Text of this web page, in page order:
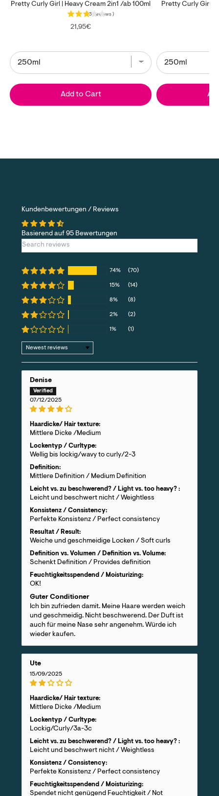
Pretty Curly Girl | Heavy Cream 2in1 /ab 100ml
3 Reviews )
Price
21,95€
Add to Cart
Pretty Curly Girl |
Kundenbewertungen / Reviews
Basierend auf 95 Bewertungen
74% (70)
15% (14)
8% (8)
2% (2)
1% (1)
Sort by
Denise
07/12/2025
Haardicke/ Hair texture:
Mittlere Dicke /Medium
Lockentyp / Curltype:
Wellig bis lockig/wavy to curly/2-3
Definition:
Mittlere Definition / Medium Definition
Leicht vs. zu beschwerend? / Light vs. too heavy? :
Leicht und beschwert nicht / Weightless
Konsistenz / Consistency:
Perfekte Konsistenz / Perfect consistency
Resultat / Result:
Weiche und geschmeidige Locken / Soft curls
Definition vs. Volumen / Definition vs. Volume:
Schenkt Definition / Provides definition
Feuchtigkeitsspendend / Moisturizing:
OK!
Guter Conditioner
Ich bin zufrieden damit. Meine Haare werden weich
und geschmeidig. Nicht beschwerend. Der Duft ist
auch für meine Nase sehr angenehm. Würde ich
wieder kaufen.
Ute
15/09/2025
Haardicke/ Hair texture:
Mittlere Dicke /Medium
Lockentyp / Curltype:
Lockig/Curly/3a-3c
Leicht vs. zu beschwerend? / Light vs. too heavy? :
Leicht und beschwert nicht / Weightless
Konsistenz / Consistency:
Perfekte Konsistenz / Perfect consistency
Feuchtigkeitsspendend / Moisturizing:
Spendet nicht genügend Feuchtigkeit / Not